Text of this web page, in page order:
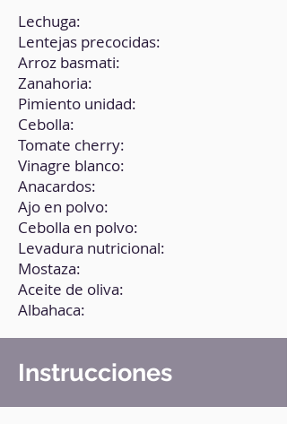
Lechuga:
Lentejas precocidas:
Arroz basmati:
Zanahoria:
Pimiento unidad:
Cebolla:
Tomate cherry:
Vinagre blanco:
Anacardos:
Ajo en polvo:
Cebolla en polvo:
Levadura nutricional:
Mostaza:
Aceite de oliva:
Albahaca:
Instrucciones